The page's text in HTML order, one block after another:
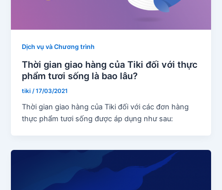
Dịch vụ và Chương trình
Thời gian giao hàng của Tiki đối với thực
phẩm tươi sống là bao lâu?
tiki /17/03/2021
Thời gian giao hàng của Tiki đối với các đơn hàng
thực phẩm tươi sống được áp dụng như sau: